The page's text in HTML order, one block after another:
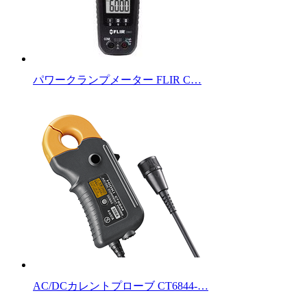
パワークランプメーター FLIR C…
AC/DCカレントプローブ CT6844-…